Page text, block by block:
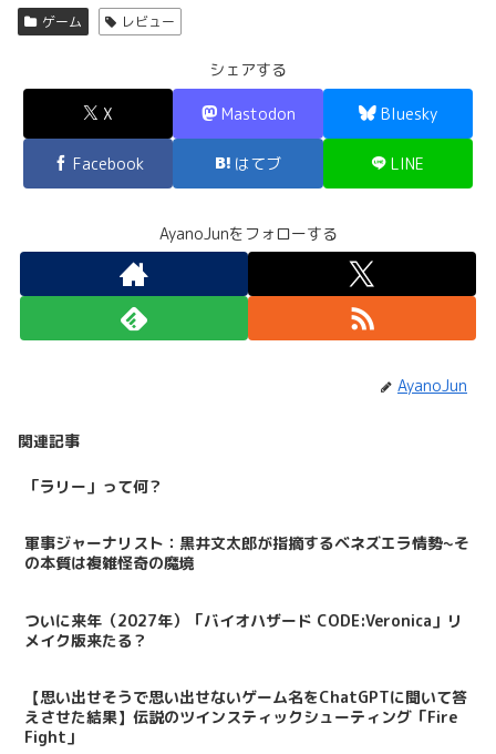
ゲーム レビュー
シェアする
X Mastodon Bluesky
Facebook はてブ LINE
AyanoJunをフォローする
AyanoJun
関連記事
「ラリー」って何？
軍事ジャーナリスト：黒井文太郎が指摘するベネズエラ情勢~そ
の本質は複雑怪奇の魔境
ついに来年（2027年）「バイオハザード CODE:Veronica」リ
メイク版来たる？
【思い出せそうで思い出せないゲーム名をChatGPTに聞いて答
えさせた結果】伝説のツインスティックシューティング「Fire
Fight」